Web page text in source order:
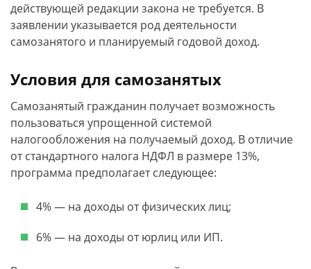
действующей редакции закона не требуется. В
заявлении указывается род деятельности
самозанятого и планируемый годовой доход.
Условия для самозанятых
Самозанятый гражданин получает возможность
пользоваться упрощенной системой
налогообложения на получаемый доход. В отличие
от стандартного налога НДФЛ в размере 13%,
программа предполагает следующее:
4% — на доходы от физических лиц;
6% — на доходы от юрлиц или ИП.